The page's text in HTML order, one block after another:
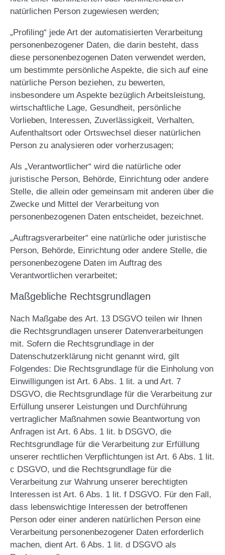
natürlichen Person zugewiesen werden;
„Profiling“ jede Art der automatisierten Verarbeitung
personenbezogener Daten, die darin besteht, dass
diese personenbezogenen Daten verwendet werden,
um bestimmte persönliche Aspekte, die sich auf eine
natürliche Person beziehen, zu bewerten,
insbesondere um Aspekte bezüglich Arbeitsleistung,
wirtschaftliche Lage, Gesundheit, persönliche
Vorlieben, Interessen, Zuverlässigkeit, Verhalten,
Aufenthaltsort oder Ortswechsel dieser natürlichen
Person zu analysieren oder vorherzusagen;
Als „Verantwortlicher“ wird die natürliche oder
juristische Person, Behörde, Einrichtung oder andere
Stelle, die allein oder gemeinsam mit anderen über die
Zwecke und Mittel der Verarbeitung von
personenbezogenen Daten entscheidet, bezeichnet.
„Auftragsverarbeiter“ eine natürliche oder juristische
Person, Behörde, Einrichtung oder andere Stelle, die
personenbezogene Daten im Auftrag des
Verantwortlichen verarbeitet;
Maßgebliche Rechtsgrundlagen
Nach Maßgabe des Art. 13 DSGVO teilen wir Ihnen
die Rechtsgrundlagen unserer Datenverarbeitungen
mit. Sofern die Rechtsgrundlage in der
Datenschutzerklärung nicht genannt wird, gilt
Folgendes: Die Rechtsgrundlage für die Einholung von
Einwilligungen ist Art. 6 Abs. 1 lit. a und Art. 7
DSGVO, die Rechtsgrundlage für die Verarbeitung zur
Erfüllung unserer Leistungen und Durchführung
vertraglicher Maßnahmen sowie Beantwortung von
Anfragen ist Art. 6 Abs. 1 lit. b DSGVO, die
Rechtsgrundlage für die Verarbeitung zur Erfüllung
unserer rechtlichen Verpflichtungen ist Art. 6 Abs. 1 lit.
c DSGVO, und die Rechtsgrundlage für die
Verarbeitung zur Wahrung unserer berechtigten
Interessen ist Art. 6 Abs. 1 lit. f DSGVO. Für den Fall,
dass lebenswichtige Interessen der betroffenen
Person oder einer anderen natürlichen Person eine
Verarbeitung personenbezogener Daten erforderlich
machen, dient Art. 6 Abs. 1 lit. d DSGVO als